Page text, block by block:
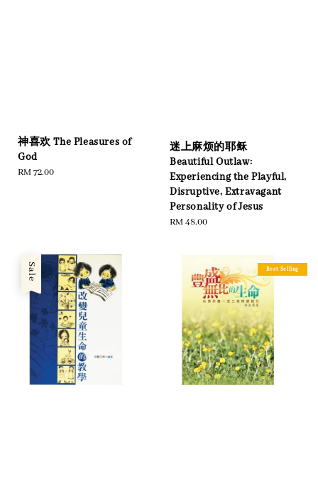
神喜欢 The Pleasures of
God
Regular
RM 72.00
迷上麻烦的耶稣
Beautiful Outlaw:
Experiencing the Playful,
Disruptive, Extravagant
Personality of Jesus
Regular
RM 48.00
Sale Best Selling